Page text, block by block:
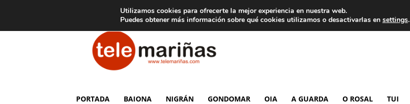
Aviso legal Tarifas de publicidad
Telemariñas
PORTADA BAIONA NIGRÁN GONDOMAR OIA A GUARDA O ROSAL TUI
Utilizamos cookies para ofrecerte la mejor experiencia en nuestra web.
Puedes obtener más información sobre qué cookies utilizamos o desactivarlas en settings.